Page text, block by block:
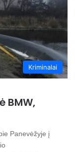
Kriminalai
BMW,
Panevėžyje į